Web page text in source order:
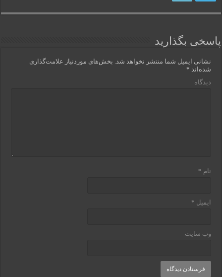
پاسخی بگذارید
نشانی ایمیل شما منتشر نخواهد شد. بخش‌های موردنیاز علامت‌گذاری
شده‌اند *
دیدگاه
نام *
ایمیل *
وب‌ سایت